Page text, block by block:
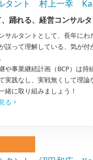
タント 村上一幸
踊れる、経営コンサルタ
サルタントとして、長年にわ
誤って理解している、気が
や事業継続計画（BCP）は
実践なし、実戦無くして理
緒に取り組みましょう！
る